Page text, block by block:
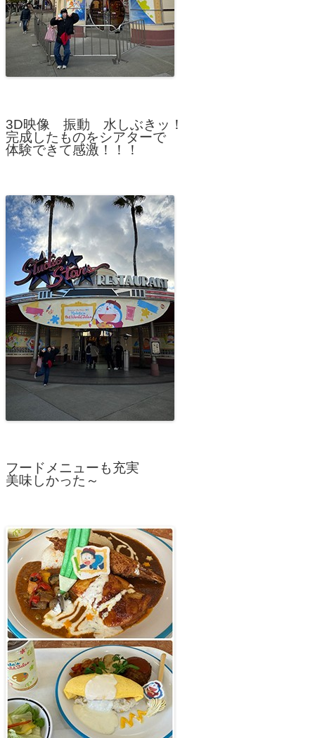
3D映像 振動 水しぶきッ！
完成したものをシアターで
体験できて感激！！！
フードメニューも充実
美味しかった～